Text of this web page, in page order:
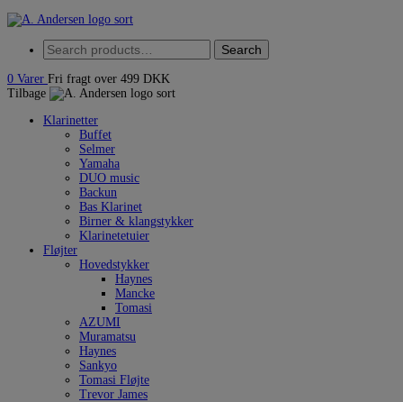
Skip
content
Search
for:
Search
0 Varer Fri fragt over 499 DKK
Tilbage
Klarinetter
Buffet
Selmer
Yamaha
DUO music
Backun
Bas Klarinet
Birner & klangstykker
Klarinetetuier
Fløjter
Hovedstykker
Haynes
Mancke
Tomasi
AZUMI
Muramatsu
Haynes
Sankyo
Tomasi Fløjte
Trevor James